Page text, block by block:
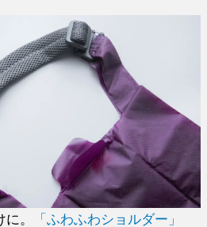
。
「ふわふわショルダー」